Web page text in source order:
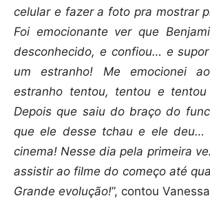
celular e fazer a foto pra mostrar
Foi emocionante ver que
desconhecido, e confiou… e
um estranho! Me emocionei
estranho tentou, tentou e
Depois que saiu do braço do
que ele desse tchau e ele deu…
cinema! Nesse dia pela primeira
assistir ao filme do começo até
Grande evolução!”, contou